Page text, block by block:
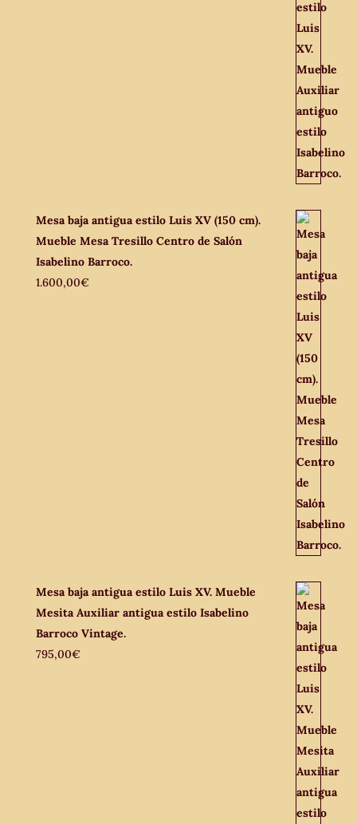
Mesa baja antigua estilo Luis XV (150 cm).
Mueble Mesa Tresillo Centro de Salón
Isabelino Barroco.
1.600,00€
Mesa baja antigua estilo Luis XV. Mueble
Mesita Auxiliar antigua estilo Isabelino
Barroco Vintage.
795,00€